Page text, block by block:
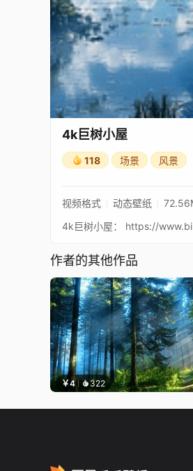
4k巨树小屋
118 场景 风景
视频格式 动态壁纸
4k巨树小屋： https://
作者的其他作品
￥4 322